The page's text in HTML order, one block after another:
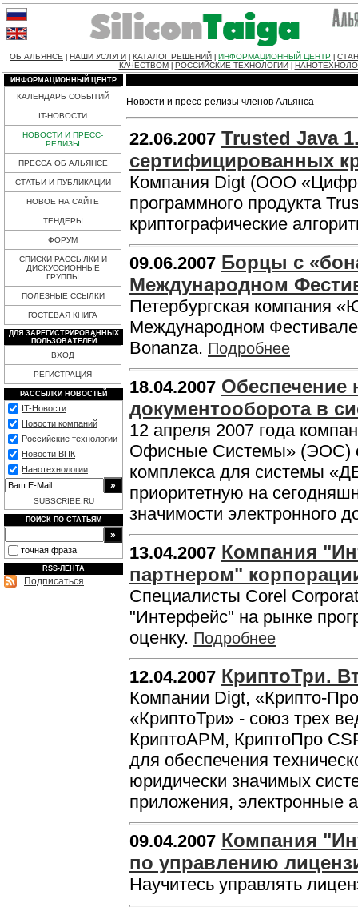
ОБ АЛЬЯНСЕ НАШИ УСЛУГИ КАТАЛОГ РЕШЕНИЙ ИНФОРМАЦИОННЫЙ ЦЕНТР
КАЧЕСТВОМ
РОССИЙСКИЕ ТЕХНОЛОГИИ
ИНФОРМАЦИОННЫЙ ЦЕНТР
КАЛЕНДАРЬ СОБЫТИЙ
IT-НОВОСТИ
НОВОСТИ И ПРЕСС-
РЕЛИЗЫ
ПРЕССА ОБ АЛЬЯНСЕ
СТАТЬИ И ПУБЛИКАЦИИ
НОВОЕ НА САЙТЕ
ТЕНДЕРЫ
ФОРУМ
СПИСКИ РАССЫЛКИ И
ДИСКУССИОННЫЕ
ГРУППЫ
ПОЛЕЗНЫЕ ССЫЛКИ
ГОСТЕВАЯ КНИГА
ДЛЯ ЗАРЕГИСТРИРОВАННЫХ
ПОЛЬЗОВАТЕЛЕЙ
ВХОД
РЕГИСТРАЦИЯ
РАССЫЛКИ НОВОСТЕЙ
IT-Новости
Новости компаний
Российские технологии
Новости ВПК
Нанотехнологии
SUBSCRIBE.RU
ПОИСК ПО СТАТЬЯМ
точная фраза
RSS-ЛЕНТА
Подписаться
Новости и пресс-релизы членов Альянса
22.06.2007 Trusted Java
сертифицированных
Компания Digt (ООО
программного продукта
криптографические
09.06.2007 Борцы с
Международном
Петербургская компания
Международном
Bonanza. Подробнее
18.04.2007 Обеспечение
документооборота в
12 апреля 2007 года
Офисные Системы» (ЭОС)
комплекса для системы
приоритетную на
значимости электронного
13.04.2007 Компания
партнером"
Специалисты Corel
"Интерфейс" на рынке
оценку. Подробнее
12.04.2007 КриптоТри.
Компании Digt, «Крипто-
«КриптоТри» - союз трех
КриптоАРМ, КриптоПро
для обеспечения
юридически значимых
приложения, электронные
09.04.2007 Компания
по управлению
Научитесь управлять